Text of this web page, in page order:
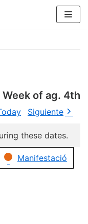
Week of ag. 4th
Siguiente
these dates.
Manifestació